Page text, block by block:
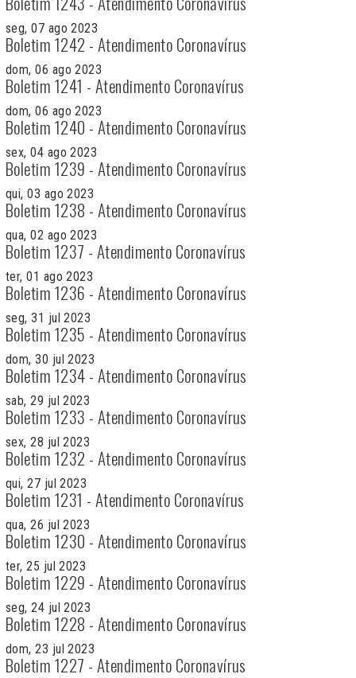
seg, 07 ago 2023
Boletim 1242 - Atendimento Coronavírus
dom, 06 ago 2023
Boletim 1241 - Atendimento Coronavírus
dom, 06 ago 2023
Boletim 1240 - Atendimento Coronavírus
sex, 04 ago 2023
Boletim 1239 - Atendimento Coronavírus
qui, 03 ago 2023
Boletim 1238 - Atendimento Coronavírus
qua, 02 ago 2023
Boletim 1237 - Atendimento Coronavírus
ter, 01 ago 2023
Boletim 1236 - Atendimento Coronavírus
seg, 31 jul 2023
Boletim 1235 - Atendimento Coronavírus
dom, 30 jul 2023
Boletim 1234 - Atendimento Coronavírus
sab, 29 jul 2023
Boletim 1233 - Atendimento Coronavírus
sex, 28 jul 2023
Boletim 1232 - Atendimento Coronavírus
qui, 27 jul 2023
Boletim 1231 - Atendimento Coronavírus
qua, 26 jul 2023
Boletim 1230 - Atendimento Coronavírus
ter, 25 jul 2023
Boletim 1229 - Atendimento Coronavírus
seg, 24 jul 2023
Boletim 1228 - Atendimento Coronavírus
dom, 23 jul 2023
Boletim 1227 - Atendimento Coronavírus